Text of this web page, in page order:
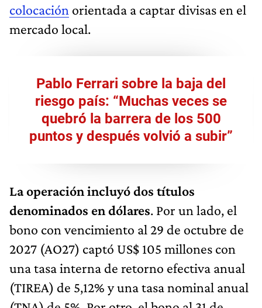
colocación orientada a captar divisas en el
mercado local.
Pablo Ferrari sobre la baja del
riesgo país: “Muchas veces se
quebró la barrera de los 500
puntos y después volvió a subir”
La operación incluyó dos títulos
denominados en dólares. Por un lado, el
bono con vencimiento al 29 de octubre de
2027 (AO27) captó US$ 105 millones con
una tasa interna de retorno efectiva anual
(TIREA) de 5,12% y una tasa nominal anual